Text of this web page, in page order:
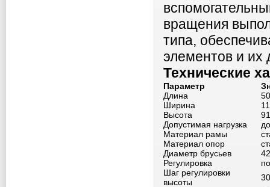
вращения
типа,
элементов и их
Технические
Параметр
Длина
Ширина
Высота
Допустимая нагрузка
Материал рамы
Материал опор
Диаметр брусьев
Регулировка
Шаг регулировки
высоты